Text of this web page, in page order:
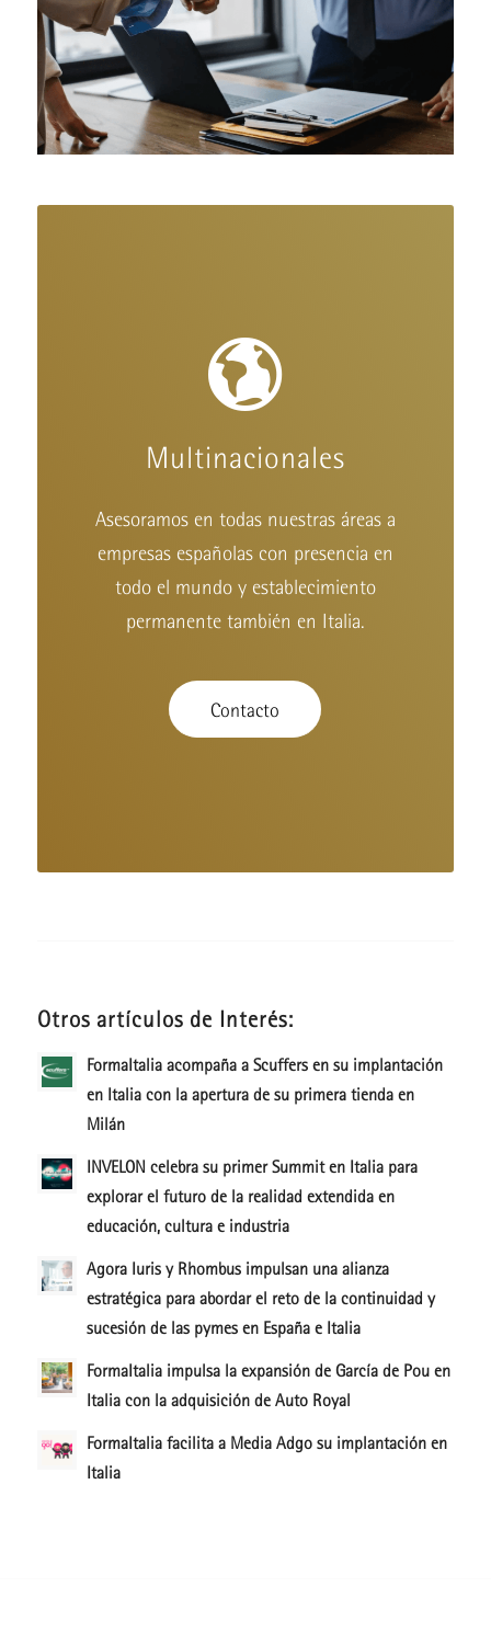
Multinacionales
Asesoramos en todas nuestras áreas a
empresas españolas con presencia en
todo el mundo y establecimiento
permanente también en Italia.
Contacto
Otros artículos de Interés:
FormaItalia acompaña a Scuffers en su implantación
en Italia con la apertura de su primera tienda en
Milán
INVELON celebra su primer Summit en Italia para
explorar el futuro de la realidad extendida en
educación, cultura e industria
Agora Iuris y Rhombus impulsan una alianza
estratégica para abordar el reto de la continuidad y
sucesión de las pymes en España e Italia
FormaItalia impulsa la expansión de García de Pou en
Italia con la adquisición de Auto Royal
FormaItalia facilita a Media Adgo su implantación en
Italia